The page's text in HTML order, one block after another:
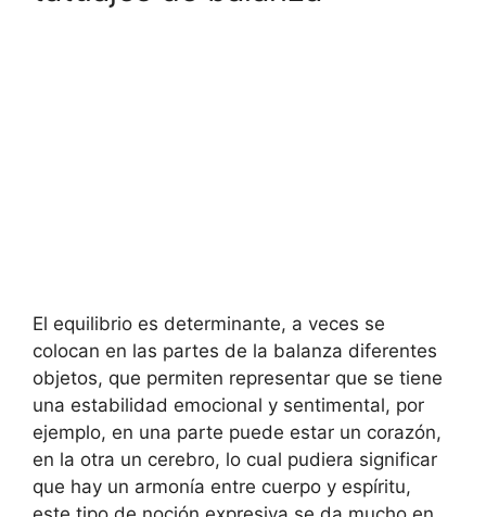
El equilibrio es determinante, a veces se
colocan en las partes de la balanza diferentes
objetos, que permiten representar que se tiene
una estabilidad emocional y sentimental, por
ejemplo, en una parte puede estar un corazón,
en la otra un cerebro, lo cual pudiera significar
que hay un armonía entre cuerpo y espíritu,